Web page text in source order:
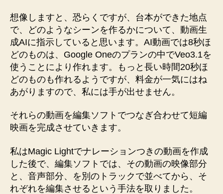
想像しますと、恐らくですが、台本ができた地点
で、どのようなシーンを作るかについて、動画生
成AIに指示していると思います。AI動画では8秒ほ
どのものは、Google Oneのプランの中でVeo3.1を
使うことにより作れます。もっと長い時間20秒ほ
どのものも作れるようですが、料金が一気にはね
あがりますので、私には手が出せません。
それらの動画を編集ソフトでつなぎ合わせて短編
映画を完成させていきます。
私はMagic Lightでナレーションつきの動画を作成
した後で、編集ソフトでは、その動画の映像部分
と、音声部分、を別のトラックで並べてから、そ
れぞれを編集させるという手法を取りました。